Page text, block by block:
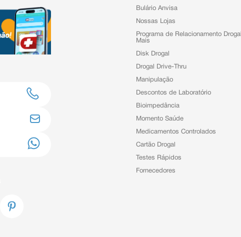
Bulário Anvisa
Nossas Lojas
Programa de Relacionamento Drogal
Mais
Disk Drogal
Drogal Drive-Thru
Manipulação
Descontos de Laboratório
Bioimpedância
Momento Saúde
Medicamentos Controlados
Cartão Drogal
Testes Rápidos
Fornecedores